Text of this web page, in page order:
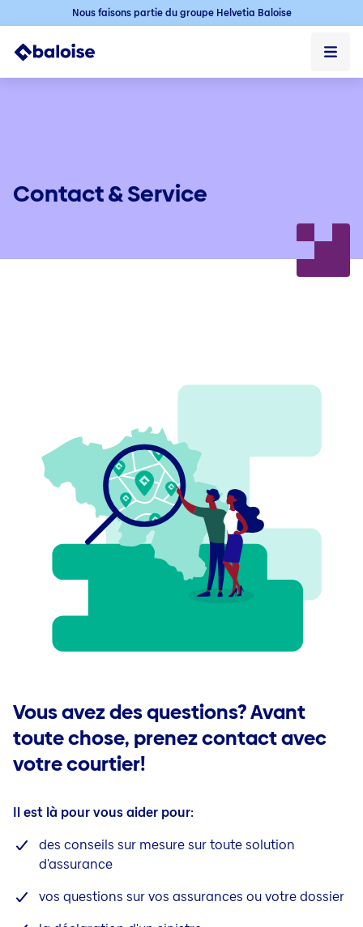
Nous faisons partie du groupe Helvetia Baloise
Contact
Conditions Générales
Fonds de placement
Contact & Service
Vous avez des questions? Avant
toute chose, prenez contact avec
votre courtier!
Il est là pour vous aider pour:
des conseils sur mesure sur toute solution
d'assurance
vos questions sur vos assurances ou votre dossier